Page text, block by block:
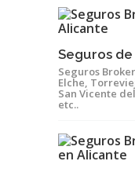
Seguros
Seguros
Elche,
San Vicente
etc..